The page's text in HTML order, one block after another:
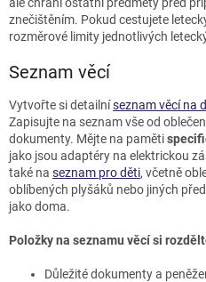
znečištěním. Pokud cestujete
rozměrové limity jednotlivých
Seznam věcí
Vytvořte si detailníseznam věcí na
Zapisujte na seznam vše od
dokumenty. Mějte na paměti
jako jsou adaptéry na elektrickou
také na seznam pro děti, včetně
oblíbených plyšáků nebo jiných
jako doma.
Položky na seznamu věcí si
Důležité dokumenty a